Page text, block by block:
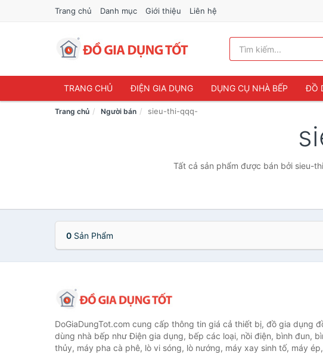
Trang chủ Danh mục Giới thiệu Liên hệ
TRANG CHỦ ĐIỆN GIA DỤNG DỤNG CỤ NHÀ BẾP ĐỒ
Trang chủ Người bán sieu-thi-qqq-
Tất cả sản phẩm được bán bởi sieu-
0 Sản Phẩm
DoGiaDungTot.com cung cấp thông tin giá cả thiết bị, đồ gia dụng
dùng nhà bếp như Điện gia dụng, bếp các loại, nồi điện, bình đun,
thủy, máy pha cà phê, lò vi sóng, lò nướng, máy xay sinh tố, máy ép,